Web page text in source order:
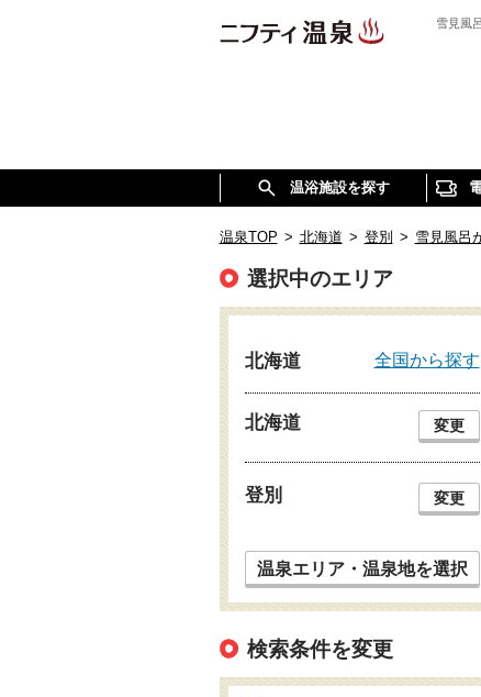
雪見風
温浴施設を探す
温泉TOP > 北海道 > 登別 > 雪見風呂
選択中のエリア
北海道 全国から探す
北海道 変更
登別 変更
温泉エリア・温泉地を選択
検索条件を変更